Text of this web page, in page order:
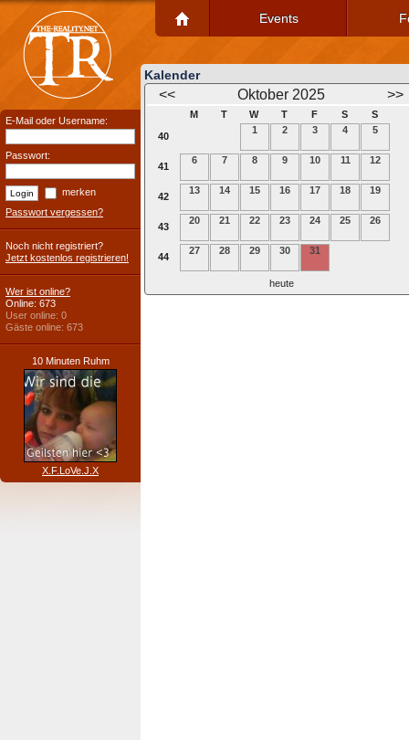
Events
Kalender
<< Oktober 2025 >>
M T W T F S
S
40
1 2 3 4 5
41
6 7 8 9 10 11 12
42
13 14 15 16 17 18 19
43
20 21 22 23 24 25 26
44
27 28 29 30 31
heute
E-Mail oder Username:
Passwort:
merken
Passwort vergessen?
Noch nicht registriert?
Jetzt kostenlos registrieren!
Wer ist online?
Online: 673
User online: 0
Gäste online: 673
10 Minuten Ruhm
X.F.LoVe.J.X